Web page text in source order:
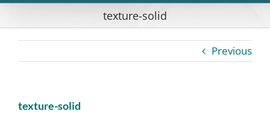
texture-solid
Previous
texture-solid